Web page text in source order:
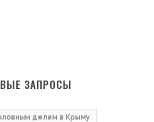
ЗАПРОСЫ
делам в Крыму